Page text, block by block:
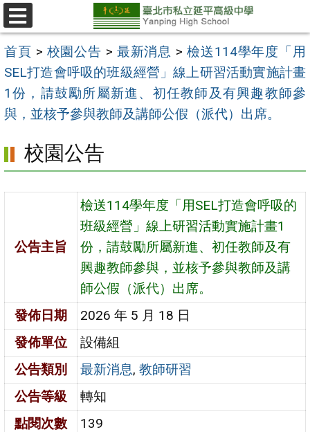
跳
至
主
要
內
容
選
單
首頁 > 校園公告 > 最新消息 > 檢送114學年度「用
SEL打造會呼吸的班級經營」線上研習活動實施計畫
1份，請鼓勵所屬新進、初任教師及有興趣教師參
與，並核予參與教師及講師公假（派代）出席。
校園公告
公告主旨
檢送114學年度「用SEL打造會呼吸的
班級經營」線上研習活動實施計畫1
份，請鼓勵所屬新進、初任教師及有
興趣教師參與，並核予參與教師及講
師公假（派代）出席。
發佈日期
2026 年 5 月 18 日
發佈單位
設備組
公告類別
最新消息,教師研習
公告等級
轉知
點閱次數
139